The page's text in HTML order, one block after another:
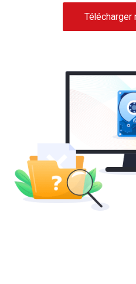
Télécharger